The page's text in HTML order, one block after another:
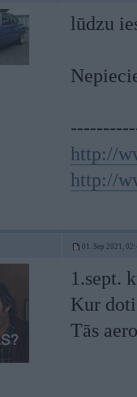
lūdzu
http://
http://
01. Sep 2021,
1.sept.
Kur
Tās